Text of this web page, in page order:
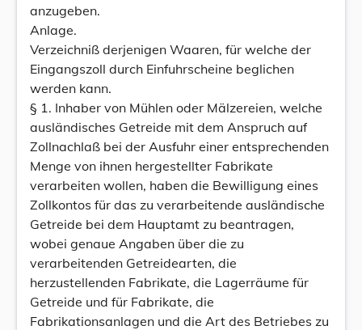
anzugeben.
Anlage.
Verzeichniß derjenigen Waaren, für welche der
Eingangszoll durch Einfuhrscheine beglichen
werden kann.
§ 1. Inhaber von Mühlen oder Mälzereien, welche
ausländisches Getreide mit dem Anspruch auf
Zollnachlaß bei der Ausfuhr einer entsprechenden
Menge von ihnen hergestellter Fabrikate
verarbeiten wollen, haben die Bewilligung eines
Zollkontos für das zu verarbeitende ausländische
Getreide bei dem Hauptamt zu beantragen,
wobei genaue Angaben über die zu
verarbeitenden Getreidearten, die
herzustellenden Fabrikate, die Lagerräume für
Getreide und für Fabrikate, die
Fabrikationsanlagen und die Art des Betriebes zu